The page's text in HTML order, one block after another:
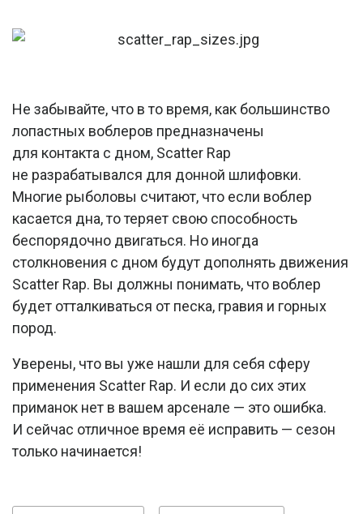
Не забывайте, что в то время, как большинство
лопастных воблеров предназначены
для контакта с дном, Scatter Rap
не разрабатывался для донной шлифовки.
Многие рыболовы считают, что если воблер
касается дна, то теряет свою способность
беспорядочно двигаться. Но иногда
столкновения с дном будут дополнять движения
Scatter Rap. Вы должны понимать, что воблер
будет отталкиваться от песка, гравия и горных
пород.
Уверены, что вы уже нашли для себя сферу
применения Scatter Rap. И если до сих этих
приманок нет в вашем арсенале — это ошибка.
И сейчас отличное время её исправить — сезон
только начинается!